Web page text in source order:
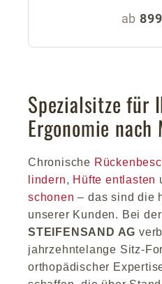
ab
Spezialsitze für
Ergonomie nach
Chronische
lindern, Hüfte entlasten
schonen – das sind die
unserer Kunden. Bei
STEIFENSAND AG
jahrzehntelange Sitz-
orthopädischer